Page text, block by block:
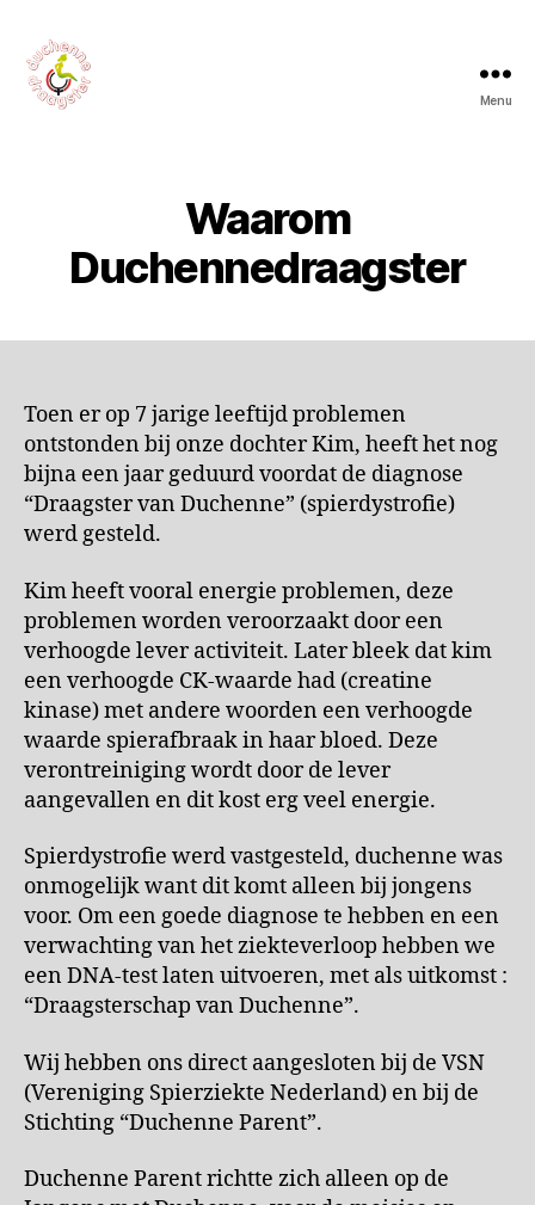
Menu
Waarom
Duchennedraagster
Toen er op 7 jarige leeftijd problemen
ontstonden bij onze dochter Kim, heeft het nog
bijna een jaar geduurd voordat de diagnose
“Draagster van Duchenne” (spierdystrofie)
werd gesteld.
Kim heeft vooral energie problemen, deze
problemen worden veroorzaakt door een
verhoogde lever activiteit. Later bleek dat kim
een verhoogde CK-waarde had (creatine
kinase) met andere woorden een verhoogde
waarde spierafbraak in haar bloed. Deze
verontreiniging wordt door de lever
aangevallen en dit kost erg veel energie.
Spierdystrofie werd vastgesteld, duchenne was
onmogelijk want dit komt alleen bij jongens
voor. Om een goede diagnose te hebben en een
verwachting van het ziekteverloop hebben we
een DNA-test laten uitvoeren, met als uitkomst :
“Draagsterschap van Duchenne”.
Wij hebben ons direct aangesloten bij de VSN
(Vereniging Spierziekte Nederland) en bij de
Stichting “Duchenne Parent”.
Duchenne Parent richtte zich alleen op de